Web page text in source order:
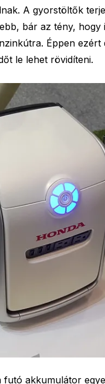
A gyorstöltők
bár az tény,
Éppen
le lehet rövidíteni.
akkumulátor